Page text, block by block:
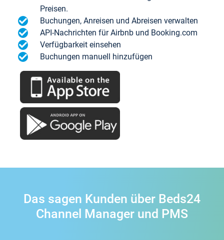
Preisen.
Buchungen, Anreisen und Abreisen verwalten
API-Nachrichten für Airbnb und Booking.com
Verfügbarkeit einsehen
Buchungen manuell hinzufügen
Das sagen Kunden über Beds24
Channel Manager und PMS